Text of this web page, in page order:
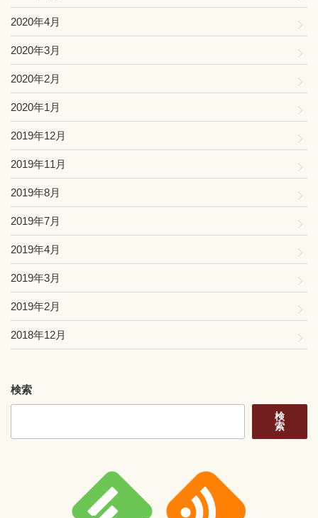
2020年4月
2020年3月
2020年2月
2020年1月
2019年12月
2019年11月
2019年8月
2019年7月
2019年4月
2019年3月
2019年2月
2018年12月
検索
検
索